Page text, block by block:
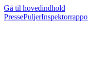
Gå til hovedindhold
PressePuljer